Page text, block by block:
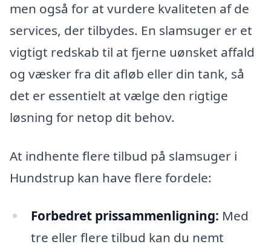
men også for at vurdere kvaliteten af de
services, der tilbydes. En slamsuger er et
vigtigt redskab til at fjerne uønsket affald
og væsker fra dit afløb eller din tank, så
det er essentielt at vælge den rigtige
løsning for netop dit behov.
At indhente flere tilbud på slamsuger i
Hundstrup kan have flere fordele:
Forbedret prissammenligning: Med
tre eller flere tilbud kan du nemt